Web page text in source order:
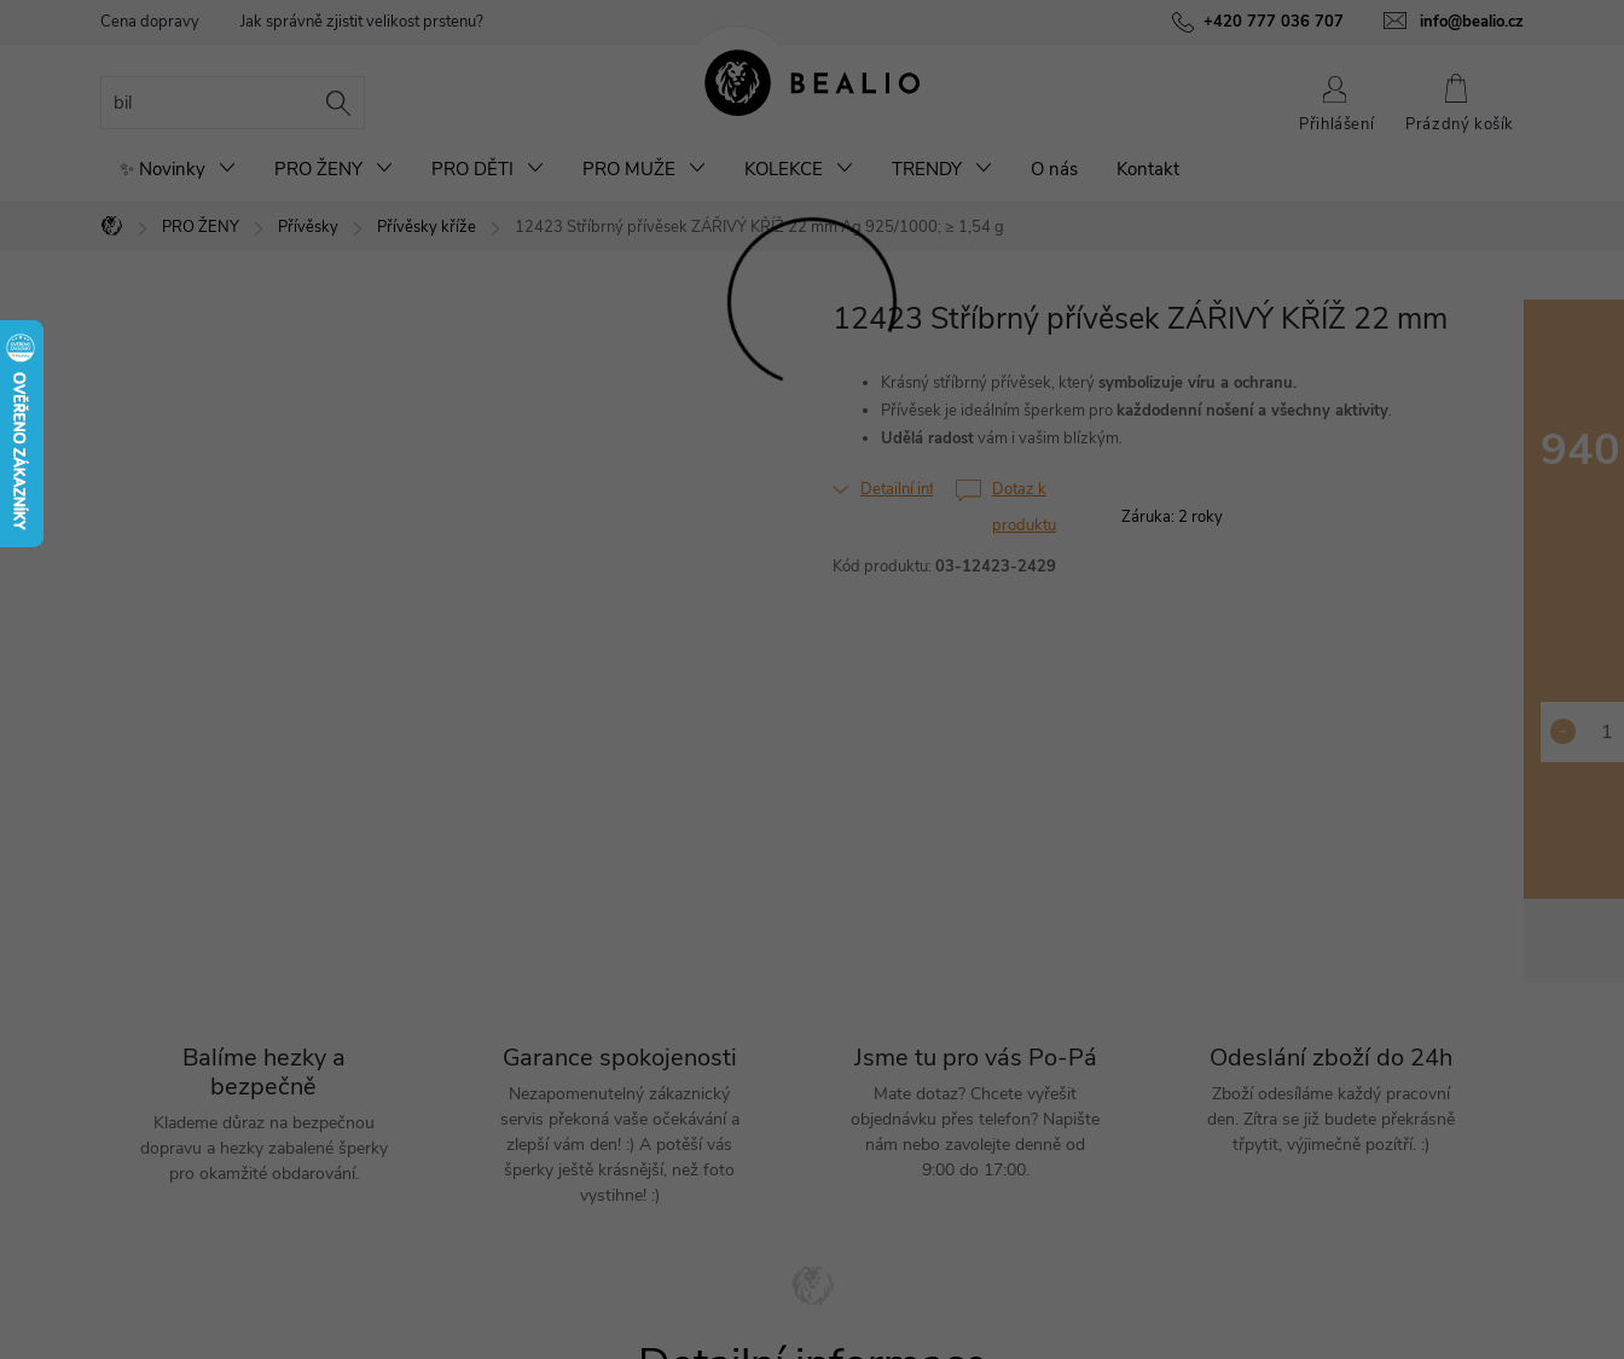
+420 777 036 707 info@bealio.cz
Cena dopravy Jak správně zjistit velikost prstenu? Podmínky ochrany osobních údajů O nás Péče o šperky
Přihlášení
NÁKUPNÍ
Prázdný košík
✨ Novinky PRO ŽENY PRO DĚTI PRO MUŽE KOLEKCE TRENDY O nás Kontakt
Domů
PRO ŽENY Přívěsky Přívěsky kříže 12423 Stříbrný přívěsek ZÁŘIVÝ KŘÍŽ 22 mmAg 925/1000; ≥ 1,54 g
12423 Stříbrný přívěsek ZÁŘIVÝ KŘÍŽ 22 mm
Kód produktu: 03-12423-2429
Krásný stříbrný přívěsek, který symbolizuje víru a ochranu.
Přívěsek je ideálním šperkem pro každodenní nošení a všechny aktivity.
Udělá radostvám i vašim blízkým.
Detailní informace
Dotaz k
produktu
Záruka: 2 roky
Balíme hezky a
bezpečně
Klademe důraz na bezpečnou
dopravu a hezky zabalené šperky
pro okamžité obdarování.
Garance spokojenosti
Nezapomenutelný zákaznický
servis překoná vaše očekávání a
zlepší vám den! :) A potěší vás
šperky ještě krásnější, než foto
vystihne! :)
Jsme tu pro vás Po-Pá
Mate dotaz? Chcete vyřešit
objednávku přes telefon? Napište
nám nebo zavolejte denně od
9:00 do 17:00.
Odeslání zboží do 24h
Zboží odesíláme každý pracovní
den. Zítra se již budete překrásně
třpytit, výjimečně pozítří. :)